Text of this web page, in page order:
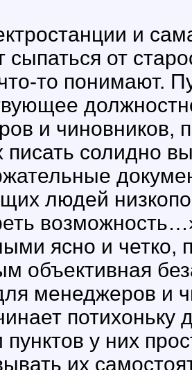
и
сыпаться от
то понимают.
и чиновников,
солидно
людей
ясно и четко,
объективная
менеджеров и
потихоньку
у них
их